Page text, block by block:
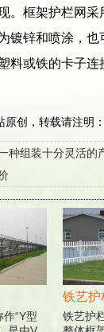
。框架护栏网
镀锌和喷涂，
料或铁的卡子
创，转载请注明：
种组装十分灵活的
“Y型
铁艺护
铁艺护栏